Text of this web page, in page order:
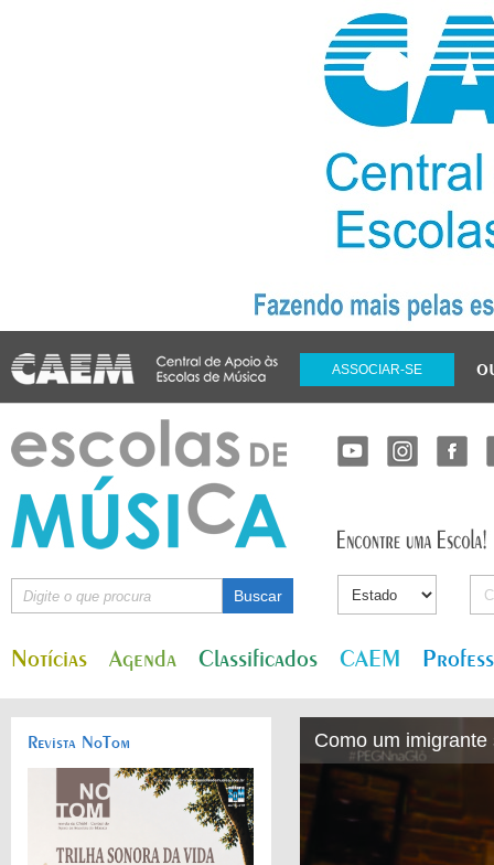
ASSOCIAR-SE
Notícias Agenda Classificados CAEM
Revista NoTom Como um